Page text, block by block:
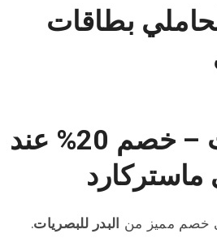
لحاملي بطاقات
عرض خاص من البدر للبصريات – خصم 20% عند
ماستركارد
خصم مميز من البدر للبصريات.